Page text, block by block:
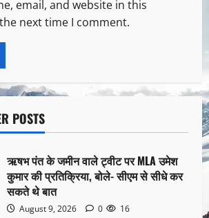
email, and website in this
next time I comment.
POSTS
ऋषभ पंत के जमीन वाले ट्वीट पर MLA उमेश
कुमार की प्रतिक्रिया, बोले- सीएम से सीधे कर
सकते थे बात
August 9, 2026 0 16